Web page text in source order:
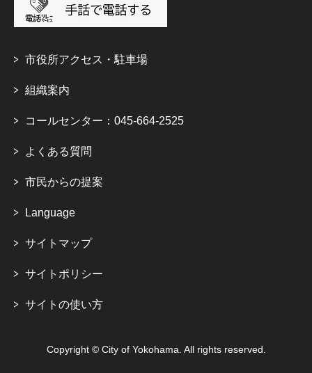
市役所アクセス・駐車場
組織案内
コールセンター：045-664-2525
よくある質問
市民からの提案
Language
サイトマップ
サイトポリシー
サイトの使い方
Copyright © City of Yokohama. All rights reserved.